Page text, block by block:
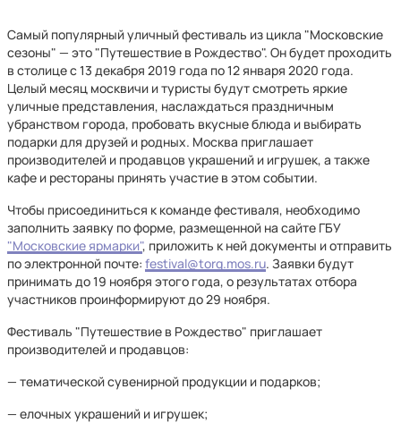
Самый популярный уличный фестиваль из цикла "Московские
сезоны" — это "Путешествие в Рождество". Он будет проходить
в столице с 13 декабря 2019 года по 12 января 2020 года.
Целый месяц москвичи и туристы будут смотреть яркие
уличные представления, наслаждаться праздничным
убранством города, пробовать вкусные блюда и выбирать
подарки для друзей и родных. Москва приглашает
производителей и продавцов украшений и игрушек, а также
кафе и рестораны принять участие в этом событии.
Чтобы присоединиться к команде фестиваля, необходимо
заполнить заявку по форме, размещенной на сайте ГБУ
"Московские ярмарки", приложить к ней документы и отправить
по электронной почте: festival@torg.mos.ru. Заявки будут
принимать до 19 ноября этого года, о результатах отбора
участников проинформируют до 29 ноября.
Фестиваль "Путешествие в Рождество" приглашает
производителей и продавцов:
— тематической сувенирной продукции и подарков;
— елочных украшений и игрушек;